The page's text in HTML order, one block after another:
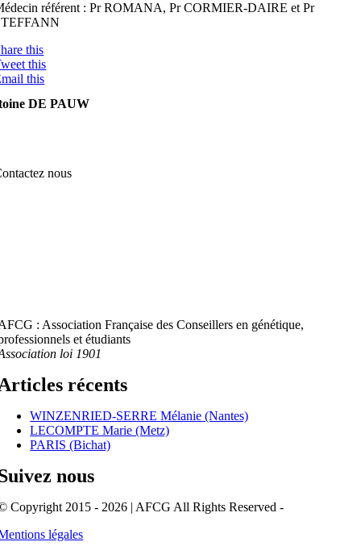
référent : Pr ROMANA, Pr CORMIER-DAIRE et Pr
this
this
this
DE PAUW
nous
: Association Française des Conseillers en génétique,
et étudiants
loi 1901
récents
WINZENRIED-SERRE Mélanie (Nantes)
LECOMPTE Marie (Metz)
PARIS (Bichat)
nous
Copyright 2015 - 2026 | AFCG All Rights Reserved -
légales